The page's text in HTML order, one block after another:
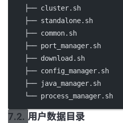
├── cluster.sh
├── standalone.sh
├── common.sh
├── port_manager.sh
├── download.sh
├── config_manager.sh
├── java_manager.sh
└── process_manager.sh
7.2. 用户数据目录